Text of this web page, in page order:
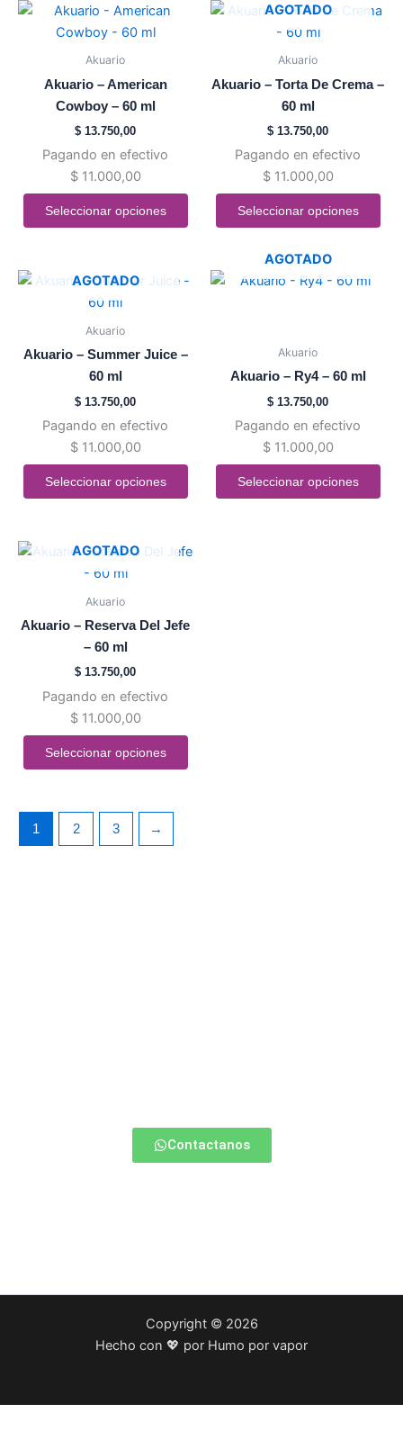
de
producto
de
producto
Akuario
Akuario – American
Cowboy – 60 ml
$ 13.750,00
Pagando en efectivo
$11.000,00
Seleccionar opciones
Este
producto
tiene
Las
opciones
se
pueden
en
de
producto
AGOTADO
Akuario
Akuario – Torta De Crema –
60 ml
$ 13.750,00
Pagando en efectivo
$11.000,00
Seleccionar opciones
Este
producto
tiene
opciones
se
pueden
en
página
de
AGOTADO
Akuario
Akuario – Summer Juice –
60 ml
$ 13.750,00
Pagando en efectivo
$11.000,00
Seleccionar opciones
Este
producto
tiene
opciones
se
pueden
en
de
producto
AGOTADO
Akuario
Akuario – Ry4 – 60 ml
$ 13.750,00
Pagando en efectivo
$11.000,00
Seleccionar opciones
Este
múltiples
Las
opciones
se
pueden
en
AGOTADO
Akuario
Akuario – Reserva Del Jefe
– 60 ml
$ 13.750,00
Pagando en efectivo
$11.000,00
Seleccionar opciones
Este
producto
tiene
opciones
se
pueden
en
página
de
1 2 3 →
Contactanos
Copyright © 2026
Hecho con 💖 por Humo por vapor